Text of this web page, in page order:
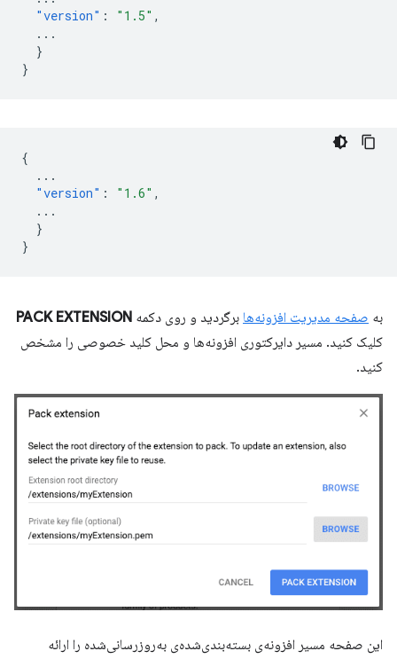
"version" : "1.5" ,
...
}
}
{
...
"version" : "1.6" ,
...
}
}
به صفحه مدیریت افزونه‌ها برگردید و روی دکمه PACK EXTENSION
کلیک کنید. مسیر دایرکتوری افزونه‌ها و محل کلید خصوصی را مشخص
کنید.
این صفحه مسیر افزونه‌ی بسته‌بندی‌شده‌ی به‌روزرسانی‌شده را ارائه